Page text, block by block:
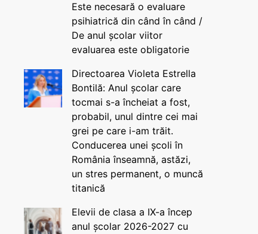
Este necesară o evaluare
psihiatrică din când în când /
De anul școlar viitor
evaluarea este obligatorie
Directoarea Violeta Estrella
Bontilă: Anul școlar care
tocmai s-a încheiat a fost,
probabil, unul dintre cei mai
grei pe care i-am trăit.
Conducerea unei școli în
România înseamnă, astăzi,
un stres permanent, o muncă
titanică
Elevii de clasa a IX-a încep
anul școlar 2026-2027 cu